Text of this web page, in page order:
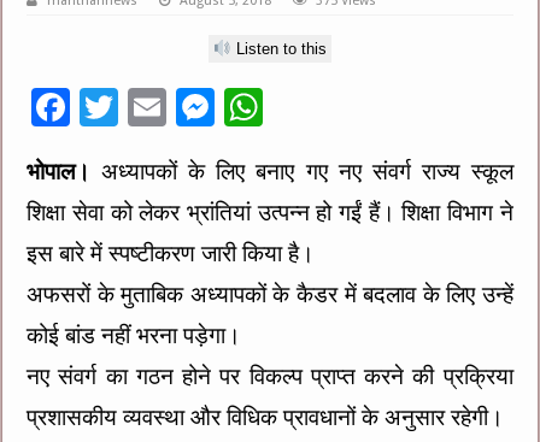
Listen to this
F
e
b
o
o
k
T
tt
er
E
ai
l
M
se
n
g
er
at
sA
p
p
भोपाल।अध्यापकों के लिए बनाए गए नए संवर्ग राज्य स्कूल
शिक्षा सेवा को लेकर भ्रांतियां उत्पन्न हो गईं हैं। शिक्षा विभाग ने
इस बारे में स्पष्टीकरण जारी किया है।
अफसरों के मुताबिक अध्यापकों के कैडर में बदलाव के लिए उन्हें
कोई बांड नहीं भरना पड़ेगा।
नए संवर्ग का गठन होने पर विकल्प प्राप्त करने की प्रक्रिया
प्रशासकीय व्यवस्था और विधिक प्रावधानों के अनुसार रहेगी।